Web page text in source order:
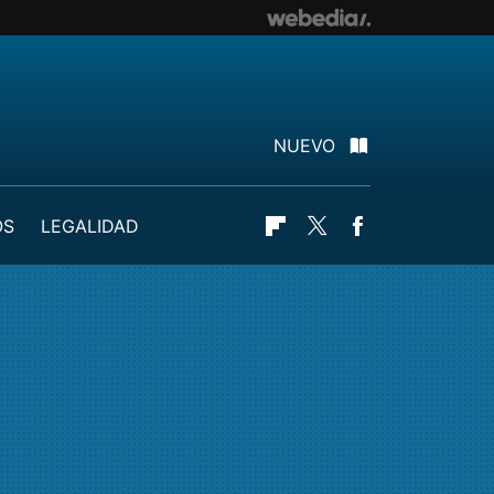
NUEVO
LEGALIDAD Flipboard
Twitter